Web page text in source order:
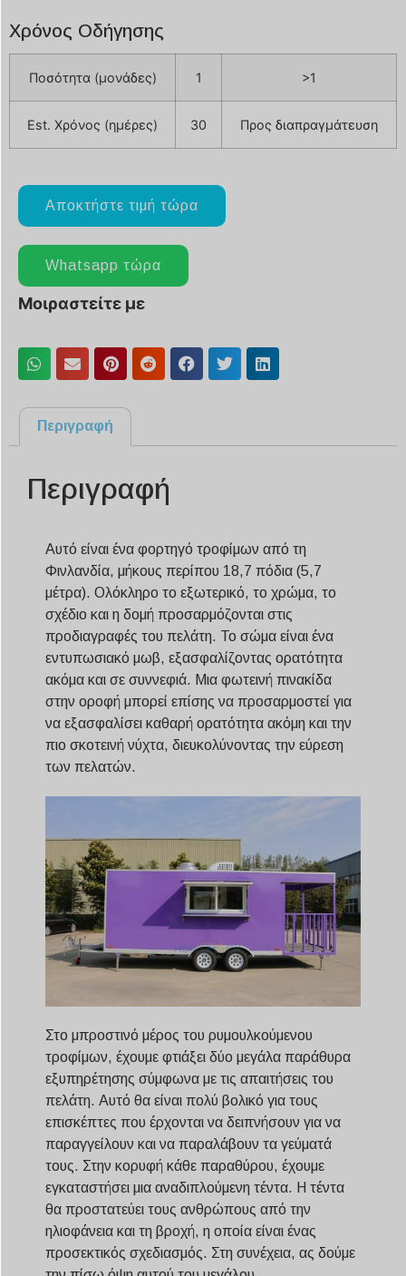
Χρόνος Οδήγησης
Ποσότητα (μονάδες) 1 >1
Est. Χρόνος (ημέρες) 30 Προς διαπραγμάτευση
Αποκτήστε τιμή τώρα
Whatsapp τώρα
Μοιραστείτε με
Περιγραφή
Περιγραφή
Αυτό είναι ένα φορτηγό τροφίμων από τη
Φινλανδία, μήκους περίπου 18,7 πόδια (5,7
μέτρα). Ολόκληρο το εξωτερικό, το χρώμα, το
σχέδιο και η δομή προσαρμόζονται στις
προδιαγραφές του πελάτη. Το σώμα είναι ένα
εντυπωσιακό μωβ, εξασφαλίζοντας ορατότητα
ακόμα και σε συννεφιά. Μια φωτεινή πινακίδα
στην οροφή μπορεί επίσης να προσαρμοστεί για
να εξασφαλίσει καθαρή ορατότητα ακόμη και την
πιο σκοτεινή νύχτα, διευκολύνοντας την εύρεση
των πελατών.
Στο μπροστινό μέρος του ρυμουλκούμενου
τροφίμων, έχουμε φτιάξει δύο μεγάλα παράθυρα
εξυπηρέτησης σύμφωνα με τις απαιτήσεις του
πελάτη. Αυτό θα είναι πολύ βολικό για τους
επισκέπτες που έρχονται να δειπνήσουν για να
παραγγείλουν και να παραλάβουν τα γεύματά
τους. Στην κορυφή κάθε παραθύρου, έχουμε
εγκαταστήσει μια αναδιπλούμενη τέντα. Η τέντα
θα προστατεύει τους ανθρώπους από την
ηλιοφάνεια και τη βροχή, η οποία είναι ένας
προσεκτικός σχεδιασμός. Στη συνέχεια, ας δούμε